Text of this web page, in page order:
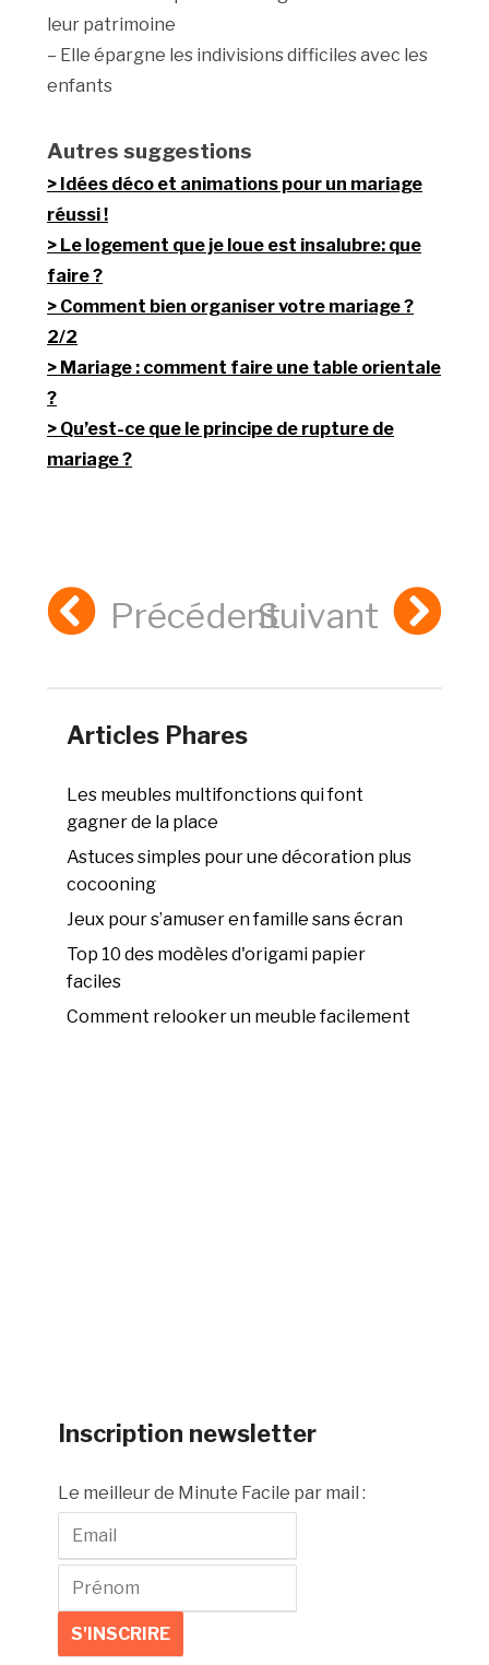
leur patrimoine
– Elle épargne les indivisions difficiles avec les
enfants
Autres suggestions
Idées déco et animations pour un mariage
réussi !
Le logement que je loue est insalubre: que
faire ?
Comment bien organiser votre mariage ?
2/2
Mariage : comment faire une table orientale
?
Qu’est-ce que le principe de rupture de
mariage ?
PrécédentSuivant
Articles Phares
Les meubles multifonctions qui font
gagner de la place
Astuces simples pour une décoration plus
cocooning
Jeux pour s’amuser en famille sans écran
Top 10 des modèles d'origami papier
faciles
Comment relooker un meuble facilement
Inscription newsletter
Le meilleur de Minute Facile par mail :